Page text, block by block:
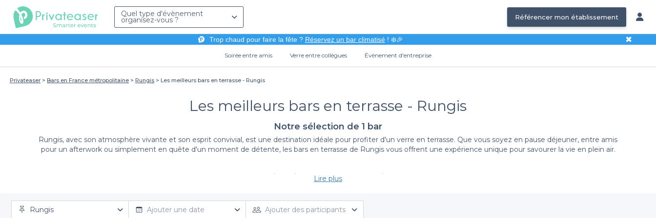
Quel type d'évènement
organisez-vous ? Référencer mon établissement
Trop chaud pour faire la fête ? Réservez un bar climatisé! ❄️🎉 ✖
Soirée entre amis Verre entre collègues Évènement d'entreprise
Privateaser Bars en France métropolitaine Rungis Les meilleurs bars en terrasse - Rungis
Les meilleurs bars en terrasse - Rungis
Notre sélection de 1 bar
Rungis, avec son atmosphère vivante et son esprit convivial, est une destination idéale pour profiter d'un verre en terrasse. Que vous soyez en pause déjeuner, entre amis
pour un afterwork ou simplement en quête d'un moment de détente, les bars en terrasse de Rungis vous offrent une expérience unique pour savourer la vie en plein air.
Un choix varié de terrasses accueillantes
peut sembler complexe, mais grâce à notre large éventail d’offres, vous accédez à des établissements variés, chacun avec son ambiance et son style. Que vous recherchiez
un cadre moderne, une atmosphère décontractée ou un lieu plus traditionnel, vous trouverez sans doute le bar qui saura répondre à vos attentes.
Lire plus
Rungis Ajouter une date Ajouter des participants